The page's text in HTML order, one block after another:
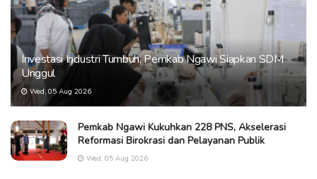
Investasi Industri Tumbuh, Pemkab Ngawi Siapkan SDM
Unggul
Wed, 05 Aug 2026
Pemkab Ngawi Kukuhkan 228 PNS, Akselerasi
Reformasi Birokrasi dan Pelayanan Publik
Wed, 05 Aug 2026